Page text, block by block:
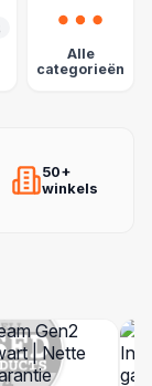
Alle
categorieën
50+
winkels